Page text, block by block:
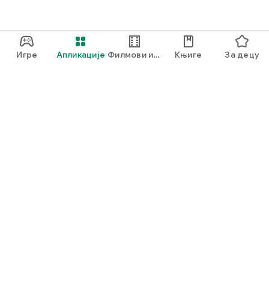
Игре Апликације Филмови и
Књиге За децу